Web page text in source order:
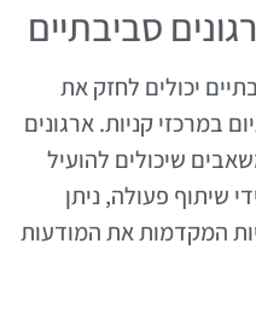
סביבתיים
יכולים לחזק את
במרכזי קניות. ארגונים
שיכולים להועיל
שיתוף פעולה, ניתן
המקדמות את המודעות